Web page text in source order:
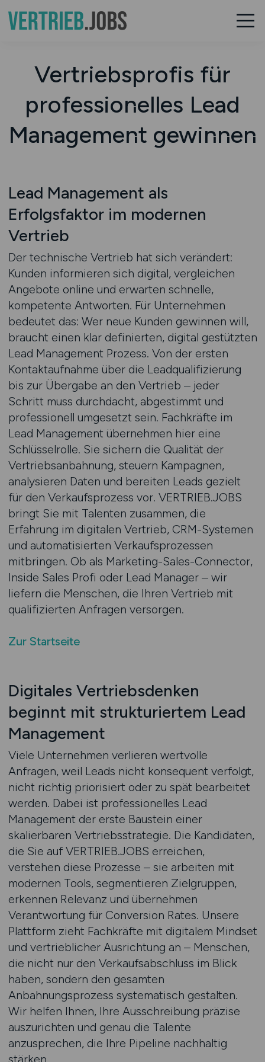
Vertriebsprofis für
professionelles Lead
Management gewinnen
Lead Management als
Erfolgsfaktor im modernen
Vertrieb
Der technische Vertrieb hat sich verändert:
Kunden informieren sich digital, vergleichen
Angebote online und erwarten schnelle,
kompetente Antworten. Für Unternehmen
bedeutet das: Wer neue Kunden gewinnen will,
braucht einen klar definierten, digital gestützten
Lead Management Prozess. Von der ersten
Kontaktaufnahme über die Leadqualifizierung
bis zur Übergabe an den Vertrieb – jeder
Schritt muss durchdacht, abgestimmt und
professionell umgesetzt sein. Fachkräfte im
Lead Management übernehmen hier eine
Schlüsselrolle. Sie sichern die Qualität der
Vertriebsanbahnung, steuern Kampagnen,
analysieren Daten und bereiten Leads gezielt
für den Verkaufsprozess vor. VERTRIEB.JOBS
bringt Sie mit Talenten zusammen, die
Erfahrung im digitalen Vertrieb, CRM-Systemen
und automatisierten Verkaufsprozessen
mitbringen. Ob als Marketing-Sales-Connector,
Inside Sales Profi oder Lead Manager – wir
liefern die Menschen, die Ihren Vertrieb mit
qualifizierten Anfragen versorgen.
Zur Startseite
Digitales Vertriebsdenken
beginnt mit strukturiertem Lead
Management
Viele Unternehmen verlieren wertvolle
Anfragen, weil Leads nicht konsequent verfolgt,
nicht richtig priorisiert oder zu spät bearbeitet
werden. Dabei ist professionelles Lead
Management der erste Baustein einer
skalierbaren Vertriebsstrategie. Die Kandidaten,
die Sie auf VERTRIEB.JOBS erreichen,
verstehen diese Prozesse – sie arbeiten mit
modernen Tools, segmentieren Zielgruppen,
erkennen Relevanz und übernehmen
Verantwortung für Conversion Rates. Unsere
Plattform zieht Fachkräfte mit digitalem Mindset
und vertrieblicher Ausrichtung an – Menschen,
die nicht nur den Verkaufsabschluss im Blick
haben, sondern den gesamten
Anbahnungsprozess systematisch gestalten.
Wir helfen Ihnen, Ihre Ausschreibung präzise
auszurichten und genau die Talente
anzusprechen, die Ihre Pipeline nachhaltig
stärken.